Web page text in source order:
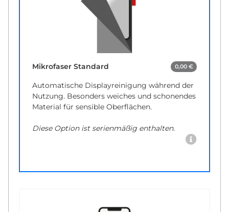
Mikrofaser Standard 0,00 €
Automatische Displayreinigung während der
Nutzung. Besonders weiches und schonendes
Material für sensible Oberflächen.
Diese Option ist serienmäßig enthalten.